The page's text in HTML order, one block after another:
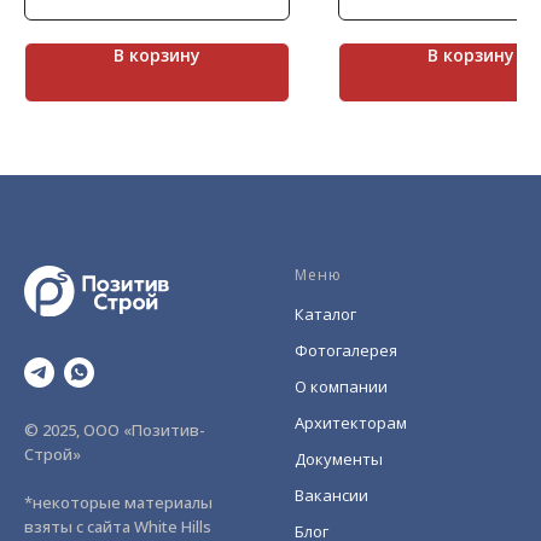
продукт, так как при обжиге в печи
он обретал кривизну и нередко
трескался из-за тонких граней.
от компании White Hills — это
превращает дом в произведение
вашем дизайнерском проекте.
В корзину
Декоративный камень с
максимальной точностью
чуть заметные сколы,
Эффектно смотрится на
В корзину
© 2025, ООО «Позитив-
Строй»
*некоторые материалы
взяты с сайта White Hills
Меню
Каталог
Фотогалерея
О компании
Архитекторам
Документы
Вакансии
Блог